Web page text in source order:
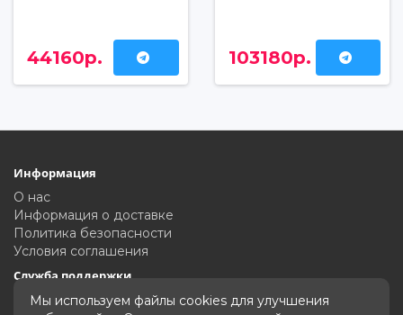
44160р. 103180р.
Информация
О нас
Информация о доставке
Политика безопасности
Условия соглашения
Служба поддержки
Связаться с нами
Мы используем файлы cookies для улучшения